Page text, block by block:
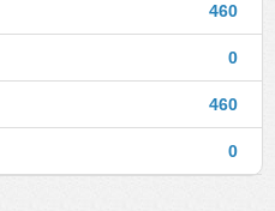
460
0
460
0